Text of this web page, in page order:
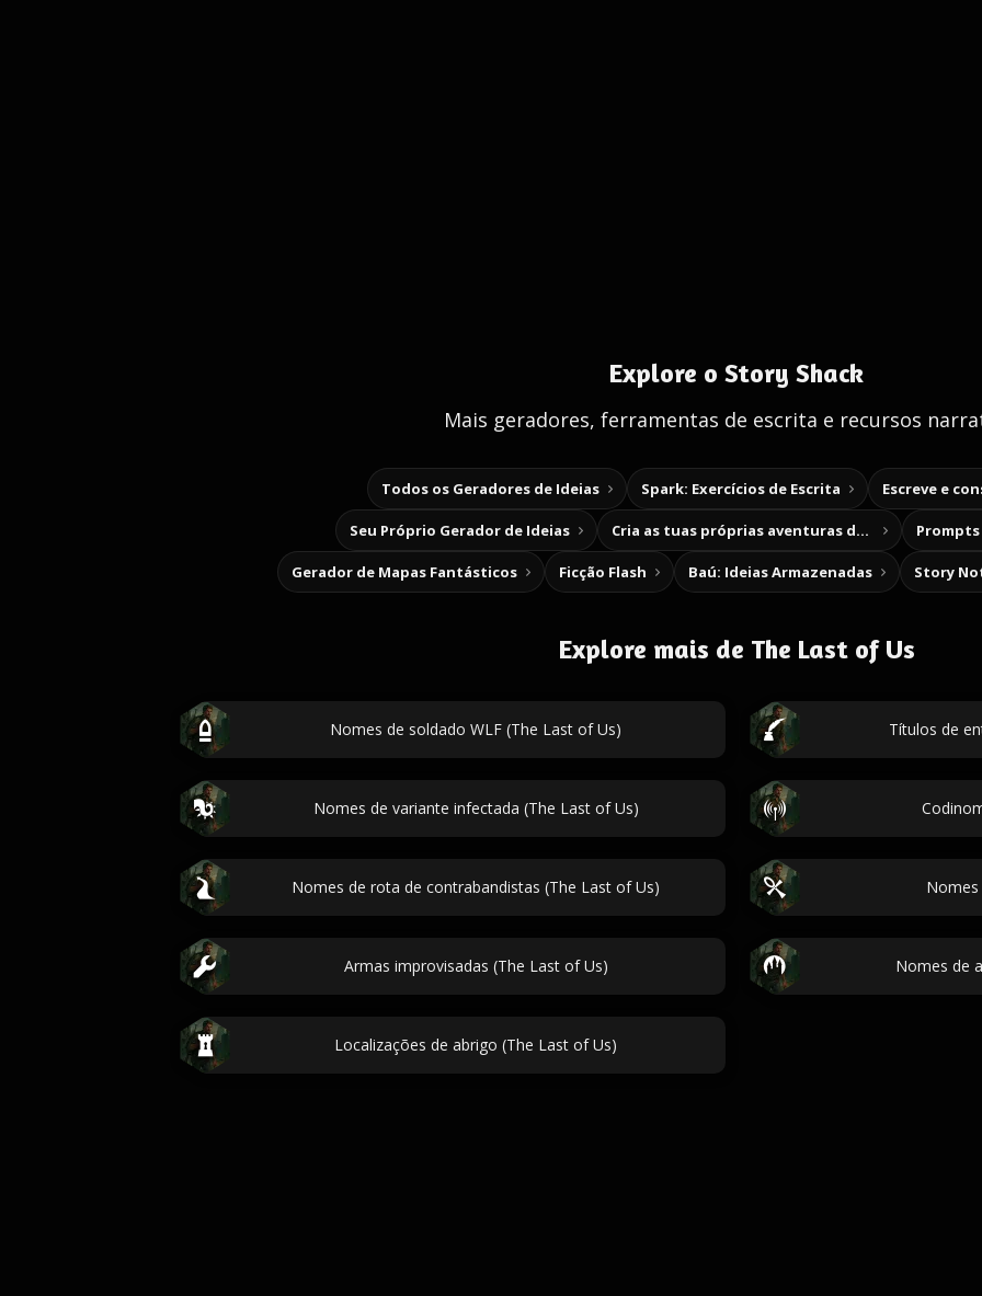
Explore o Story Shack
Mais geradores, ferramentas de escrita e recursos
Todos os Geradores de Ideias Spark: Exercícios de Escrita Escreve e
Seu Próprio Gerador de Ideias Cria as tuas próprias aventuras de escolha Prompts
Gerador de Mapas Fantásticos Ficção Flash Baú: Ideias Armazenadas Story
Explore mais de The Last of Us
Nomes de soldado WLF (The Last of Us) Títulos de
Nomes de variante infectada (The Last of Us)
Nomes de rota de contrabandistas (The Last of Us)
Armas improvisadas (The Last of Us) Nomes de
Localizações de abrigo (The Last of Us)